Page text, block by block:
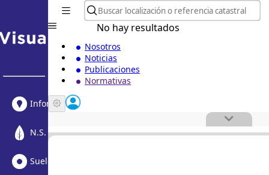
Informe Urbanístico
N.S. Medioambiental
Suelo Vacante + Obras
No hay resultados
Nosotros
Noticias
Publicaciones
Normativas